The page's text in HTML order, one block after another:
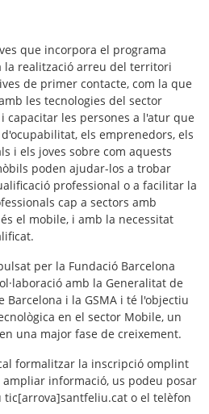
que incorpora el programa
la realització arreu del territori
de primer contacte, com la que
les tecnologies del sector
capacitar les persones a l'atur que
els emprenedors, els
i els joves sobre com aquests
poden ajudar-los a trobar
professional o a facilitar la
cap a sectors amb
el mobile, i amb la necessitat
per la Fundació Barcelona
amb la Generalitat de
Barcelona i la GSMA i té l'objectiu
en el sector Mobile, un
una major fase de creixement.
formalitzar la inscripció omplint
ampliar informació, us podeu posar
tic[arrova]santfeliu.cat o el telèfon